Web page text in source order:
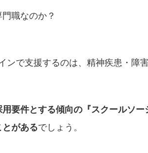
職なのか？
ンで支援するのは、精神疾患・障害
要件とする傾向の『スクールソー
があるでしょう。